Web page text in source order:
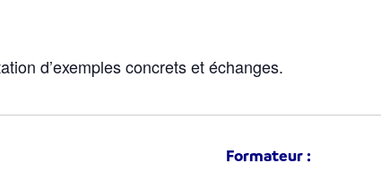
d’exemples concrets et échanges.
Formateur :